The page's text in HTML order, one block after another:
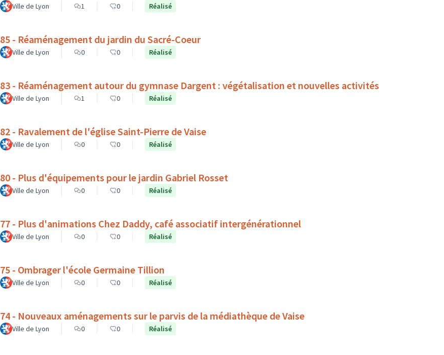
Ville de Lyon 1 0 Réalisé
85 - Réaménagement du jardin du Sacré-Coeur
Ville de Lyon 0 0 Réalisé
83 - Réaménagement autour du gymnase Dargent : végétalisation et nouvelles activités
Ville de Lyon 1 0 Réalisé
82 - Ravalement de l'église Saint-Pierre de Vaise
Ville de Lyon 0 0 Réalisé
80 - Plus d'équipements pour le jardin Gabriel Rosset
Ville de Lyon 0 0 Réalisé
77 - Plus d'animations Chez Daddy, café associatif intergénérationnel
Ville de Lyon 0 0 Réalisé
75 - Ombrager l'école Germaine Tillion
Ville de Lyon 0 0 Réalisé
74 - Nouveaux aménagements sur le parvis de la médiathèque de Vaise
Ville de Lyon 0 0 Réalisé